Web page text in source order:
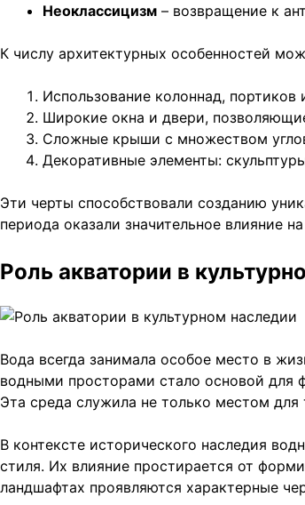
Неоклассицизм – возвращение к
К числу архитектурных особенностей
Использование колоннад,
Широкие окна и двери,
Сложные крыши с множеством
Декоративные элементы:
Эти черты способствовали созданию
периода оказали значительное влияние
Роль акватории в
Вода всегда занимала особое место в
водными просторами стало основой для
Эта среда служила не только местом
В контексте исторического наследия
стиля. Их влияние простирается от
ландшафтах проявляются характерные